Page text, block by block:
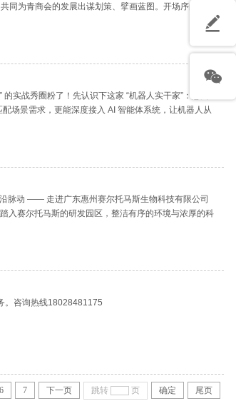
为青商会的发展出谋划策、擘画蓝图。开场序曲：相
如一座桥梁，拉近了彼
实战秀圈粉了！先认识下这家 “机器人实干家”：惠州
场景需求，更能深度接入 AI 智能体系统，让机器人从
脉动 —— 走进广东惠州赛尔托马斯生物科技有限公司
入赛尔托马斯的研发园区，整洁有序的环境与浓厚的科
新的极致追求。
。咨询热线18028481175
6 7 下一页 跳转 页 确定 尾页